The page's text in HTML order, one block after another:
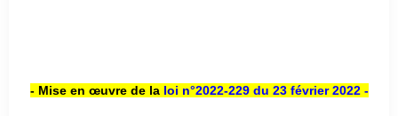
- Mise en œuvre de la loi n°2022-229 du 23 février 2022 -